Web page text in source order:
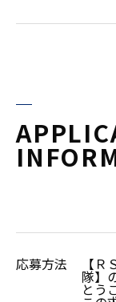
応募方法 【
隊】
とう